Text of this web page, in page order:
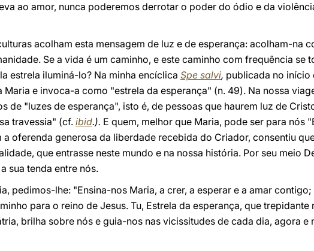
ao amor, nunca poderemos derrotar o poder do ódio e da
acolham esta mensagem de luz e de esperança: acolham-na
Se a vida é um caminho, e este caminho com frequência se
estrela iluminá-lo? Na minha encíclica Spe salvi, publicada no início
e invoca-a como "estrela da esperança" (n. 49). Na nossa
de "luzes de esperança", isto é, de pessoas que haurem luz de
travessia" (cf.ibid.). E quem, melhor que Maria, pode ser para nós
oferenda generosa da liberdade recebida do Criador, consentiu
que entrasse neste mundo e na nossa história. Por seu meio
sua tenda entre nós.
pedimos-lhe: "Ensina-nos Maria, a crer, a esperar e a amar
para o reino de Jesus. Tu, Estrela da esperança, que trepidante
brilha sobre nós e guia-nos nas vicissitudes de cada dia, agora e